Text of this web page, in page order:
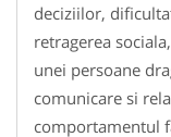
deciziilor,
retragerea
unei persoane
comunicare si
comportamentul